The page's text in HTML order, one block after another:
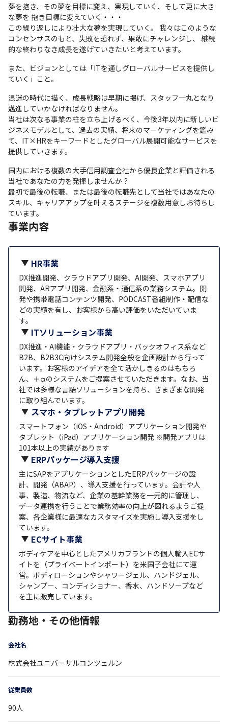
夢を抱き、その夢を目標に変え、実現していく、そして更に大き
な夢を 抱き目標に変えていく・・・
この繰り返しにより壮大な夢を実現していく。 我々はこのような
コンセンサスのもと、失敗を恐れず、果敢にチャレンジし、 継続
的な終わりなき成長を遂げていきたいと考えています。
また、ビジョンとしては「ITを通しグローバルサービスを提供し
ていく」こと。
混迷の時代に描く、成長戦略は早期に掲げ、スタッフ一丸となり
邁進していかなければなりません。
当社は次なる事業の柱を立ち上げるべく、今後3年以内に新しいビ
ジネスモデルとして、過去の実績、将来のマーケティングを鑑み
て、IT×HRをキーワードとしたグローバル展開可能なサービスを
提供していきます。
国内における複数の大手信用調査会社から優良企業と評価される
当社であなたの力を発揮しませんか？
最初で最後の転職、または最後の転職先として当社ではあなたの
スキル、キャリアアップを叶えるステージを複数用意しお待ちし
ています。
事業内容
HR事業
DX推進開発、クラウドアプリ開発、AI開発、スマホアプリ
開発、ARアプリ開発、金融系・通信系の業務システム。開
発や携帯電話コンテンツ開発、PODCAST番組制作・配信な
どの実績を有し、お客様から高い評価をいただいていま
す。
ITソリューション事業
DX推進・AI機能・クラウドアプリ・バックオフィス系など
B2B、B2B3C向けシステム開発全般を企画設計から行って
います。お客様のアイデアを全て活かしきるのはもちろ
ん、＋αのシステムをご提案させていただきます。なお、当
社では多様な言語ソリューションを持ち、さまざまな開発
に取り組んでいます。
スマホ・タブレットアプリ開発
スマートフォン（iOS・Android）アプリケーション開発や
タブレット（iPad）アプリケーション開発 ※開発アプリは
101本以上の実績があります
ERPパッケージ導入支援
主にSAPをアプリケーションとしたERPパッケージの設
計、開発（ABAP）、導入支援を行っています。会計や人
事、製造、物流など、企業の基幹業務を一元的に管理し、
データ連携を行うことで業務効率の向上が図れるようご提
案、各企業様に最適なカスタマイズを実施し導入支援をし
ています。
ECサイト事業
ボディケアを中心としたアメリカブランドの個人輸入ECサ
イトを（プライベートインポート）を米国子会社にて運
営。ボディローションやシャワージェル、ハンドジェル、
シャンプー、コンディショナー、香水、ハンドソープなど
を主に販売しています。
勤務地・その他情報
会社名
株式会社ユニバーサルコンツェルン
従業員数
90人